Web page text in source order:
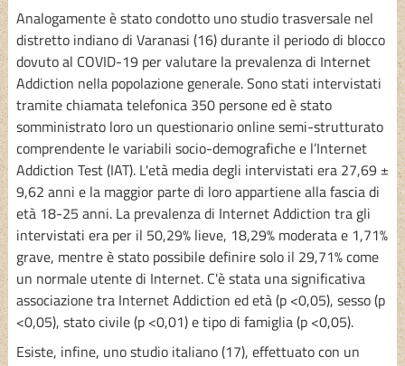
Analogamente è stato condotto uno studio trasversale nel
distretto indiano di Varanasi (16) durante il periodo di blocco
dovuto al COVID-19 per valutare la prevalenza di Internet
Addiction nella popolazione generale. Sono stati intervistati
tramite chiamata telefonica 350 persone ed è stato
somministrato loro un questionario online semi-strutturato
comprendente le variabili socio-demografiche e l’Internet
Addiction Test (IAT). L'età media degli intervistati era 27,69 ±
9,62 anni e la maggior parte di loro appartiene alla fascia di
età 18-25 anni. La prevalenza di Internet Addiction tra gli
intervistati era per il 50,29% lieve, 18,29% moderata e 1,71%
grave, mentre è stato possibile definire solo il 29,71% come
un normale utente di Internet. C'è stata una significativa
associazione tra Internet Addiction ed età (p <0,05), sesso (p
<0,05), stato civile (p <0,01) e tipo di famiglia (p <0,05).
Esiste, infine, uno studio italiano (17), effettuato con un